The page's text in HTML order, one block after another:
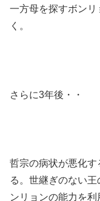
一方母を探すボン
く。
さらに3年後・・
哲宗の病状が悪化す
る。世継ぎのない
ンリョンの能力を